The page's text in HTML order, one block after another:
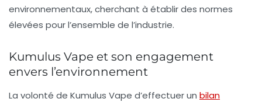
environnementaux, cherchant à établir des normes
élevées pour l’ensemble de l’industrie.
Kumulus Vape et son engagement
envers l’environnement
La volonté de Kumulus Vape d’effectuer un bilan